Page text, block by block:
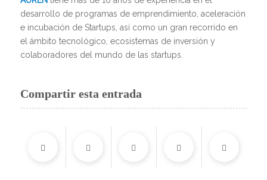
desarrollo de programas de emprendimiento, aceleración
e incubación de Startups, así como un gran recorrido en
el ámbito tecnológico, ecosistemas de inversión y
colaboradores del mundo de las startups.
Compartir esta entrada